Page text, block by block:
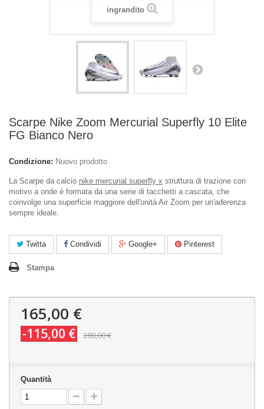
ingrandito
Scarpe Nike Zoom Mercurial Superfly 10 Elite
FG Bianco Nero
Condizione: Nuovo prodotto
La Scarpe da calcio nike mercurial superfly x struttura di trazione con
motivo a onde è formata da una serie di tacchetti a cascata, che
coinvolge una superficie maggiore dell'unità Air Zoom per un'aderenza
sempre ideale.
Twitta Condividi Google+ Pinterest
Stampa
165,00 €
-115,00 € 280,00 €
Quantità